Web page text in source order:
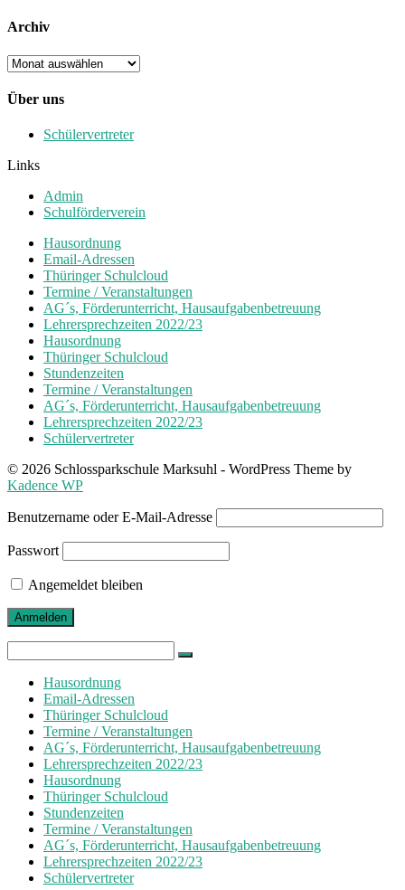
Archiv
Archiv
Über uns
Schülervertreter
Links
Admin
Schulförderverein
Hausordnung
Email-Adressen
Thüringer Schulcloud
Termine / Veranstaltungen
AG´s, Förderunterricht, Hausaufgabenbetreuung
Lehrersprechzeiten 2022/23
Hausordnung
Thüringer Schulcloud
Stundenzeiten
Termine / Veranstaltungen
AG´s, Förderunterricht, Hausaufgabenbetreuung
Lehrersprechzeiten 2022/23
Schülervertreter
© 2026 Schlossparkschule Marksuhl - WordPress Theme by
Kadence WP
Benutzername oder E-Mail-Adresse
Passwort
Angemeldet bleiben
for:
Hausordnung
Email-Adressen
Thüringer Schulcloud
Termine / Veranstaltungen
AG´s, Förderunterricht, Hausaufgabenbetreuung
Lehrersprechzeiten 2022/23
Hausordnung
Thüringer Schulcloud
Stundenzeiten
Termine / Veranstaltungen
AG´s, Förderunterricht, Hausaufgabenbetreuung
Lehrersprechzeiten 2022/23
Schülervertreter